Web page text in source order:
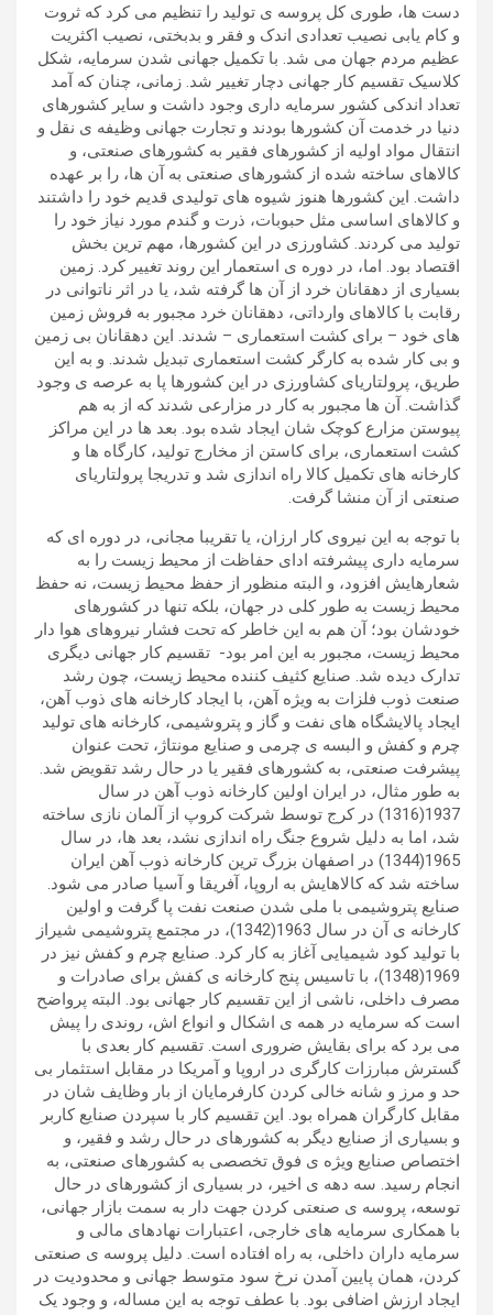
دست ها، طوری کل پروسه ی تولید را تنظیم می کرد که ثروت
و کام یابی نصیب تعدادی اندک و فقر و بدبختی، نصیب اکثریت
عظیم مردم جهان می شد. با تکمیل جهانی شدن سرمایه، شکل
کلاسیک تقسیم کار جهانی دچار تغییر شد. زمانی، چنان که آمد
تعداد اندکی کشور سرمایه داری وجود داشت و سایر کشورهای
دنیا در خدمت آن کشورها بودند و تجارت جهانی وظیفه ی نقل و
انتقال مواد اولیه از کشورهای فقیر به کشورهای صنعتی، و
کالاهای ساخته شده از کشورهای صنعتی به آن ها، را بر عهده
داشت. این کشورها هنوز شیوه های تولیدی قدیم خود را داشتند
و کالاهای اساسی مثل حبوبات، ذرت و گندم مورد نیاز خود را
تولید می کردند. کشاورزی در این کشورها، مهم ترین بخش
اقتصاد بود. اما، در دوره ی استعمار این روند تغییر کرد. زمین
بسیاری از دهقانان خرد از آن ها گرفته شد، یا در اثر ناتوانی در
رقابت با کالاهای وارداتی، دهقانان خرد مجبور به فروش زمین
های خود – برای کشت استعماری – شدند. این دهقانان بی زمین
و بی کار شده به کارگر کشت استعماری تبدیل شدند. و به این
طریق، پرولتاریای کشاورزی در این کشورها پا به عرصه ی وجود
گذاشت. آن ها مجبور به کار در مزارعی شدند که از به هم
پیوستن مزارع کوچک شان ایجاد شده بود. بعد ها در این مراکز
کشت استعماری، برای کاستن از مخارج تولید، کارگاه ها و
کارخانه های تکمیل کالا راه اندازی شد و تدریجا پرولتاریای
صنعتی از آن منشا گرفت.
با توجه به این نیروی کار ارزان، یا تقریبا مجانی، در دوره ای که
سرمایه داری پیشرفته ادای حفاظت از محیط زیست را به
شعارهایش افزود، و البته منظور از حفظ محیط زیست، نه حفظ
محیط زیست به طور کلی در جهان، بلکه تنها در کشورهای
خودشان بود؛ آن هم به این خاطر که تحت فشار نیروهای هوا دار
محیط زیست، مجبور به این امر بود- تقسیم کار جهانی دیگری
تدارک دیده شد. صنایع کثیف کننده محیط زیست، چون رشد
صنعت ذوب فلزات به ویژه آهن، با ایجاد کارخانه های ذوب آهن،
ایجاد پالایشگاه های نفت و گاز و پتروشیمی، کارخانه های تولید
چرم و کفش و البسه ی چرمی و صنایع مونتاژ، تحت عنوان
پیشرفت صنعتی، به کشورهای فقیر یا در حال رشد تقویض شد.
به طور مثال، در ایران اولین کارخانه ذوب آهن در سال
1937(1316) در کرج توسط شرکت کروپ از آلمان نازی ساخته
شد، اما به دلیل شروع جنگ راه اندازی نشد، بعد ها، در سال
1965(1344) در اصفهان بزرگ ترین کارخانه ذوب آهن ایران
ساخته شد که کالاهایش به اروپا، آفریقا و آسیا صادر می شود.
صنایع پتروشیمی با ملی شدن صنعت نفت پا گرفت و اولین
کارخانه ی آن در سال 1963(1342)، در مجتمع پتروشیمی شیراز
با تولید کود شیمیایی آغاز به کار کرد. صنایع چرم و کفش نیز در
1969(1348)، با تاسیس پنج کارخانه ی کفش برای صادرات و
مصرف داخلی، ناشی از این تقسیم کار جهانی بود. البته پرواضح
است که سرمایه در همه ی اشکال و انواع اش، روندی را پیش
می برد که برای بقایش ضروری است. تقسیم کار بعدی با
گسترش مبارزات کارگری در اروپا و آمریکا در مقابل استثمار بی
حد و مرز و شانه خالی کردن کارفرمایان از بار وظایف شان در
مقابل کارگران همراه بود. این تقسیم کار با سپردن صنایع کاربر
و بسیاری از صنایع دیگر به کشورهای در حال رشد و فقیر، و
اختصاص صنایع ویژه ی فوق تخصصی به کشورهای صنعتی، به
انجام رسید. سه دهه ی اخیر، در بسیاری از کشورهای در حال
توسعه، پروسه ی صنعتی کردن جهت دار به سمت بازار جهانی،
با همکاری سرمایه های خارجی، اعتبارات نهادهای مالی و
سرمایه داران داخلی، به راه افتاده است. دلیل پروسه ی صنعتی
کردن، همان پایین آمدن نرخ سود متوسط جهانی و محدودیت در
ایجاد ارزش اضافی بود. با عطف توجه به این مساله، و وجود یک